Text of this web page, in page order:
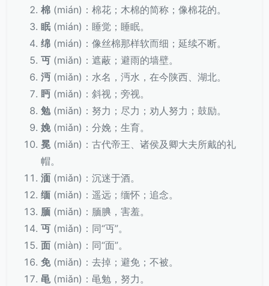
棉 (mián)：棉花；木棉的简称；像棉花的。
眠 (mián)：睡觉；睡眠。
绵 (mián)：像丝棉那样软而细；延续不断。
丏 (miǎn)：遮蔽；避雨的墙壁。
沔 (miǎn)：水名，沔水，在今陕西、湖北。
眄 (miǎn)：斜视；旁视。
勉(miǎn)：努力；尽力；劝人努力；鼓励。
娩(miǎn)：分娩；生育。
冕 (miǎn)：古代帝王、诸侯及卿大夫所戴的礼
帽。
湎 (miǎn)：沉迷于酒。
缅 (miǎn)：遥远；缅怀；追念。
腼 (miǎn)：腼腆，害羞。
丏 (miǎn)：同“丏”。
面 (miàn)：同“面”。
免(miǎn)：去掉；避免；不被。
黾(miǎn)：黾勉，努力。